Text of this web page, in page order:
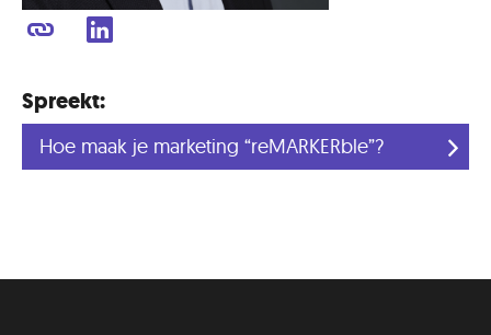
Spreekt:
Hoe maak je marketing “reMARKERble”?